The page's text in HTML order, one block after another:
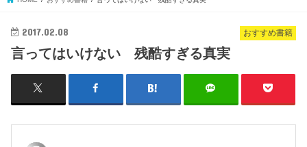
おすすめ書籍
2017.02.08
言ってはいけない 残酷すぎる真実